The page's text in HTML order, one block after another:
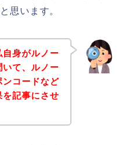
思います。
身がルノー
て、ルノー
ンコードなど
記事にさせ